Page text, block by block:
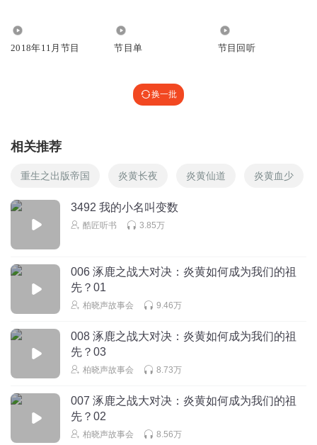
2018年11月节目 节目单 节目回听
换一批
相关推荐
重生之出版帝国 炎黄长夜 炎黄仙道 炎黄血少
3492 我的小名叫变数
酷匠听书 3.85万
006 涿鹿之战大对决：炎黄如何成为我们的祖
先？01
柏晓声故事会 9.46万
008 涿鹿之战大对决：炎黄如何成为我们的祖
先？03
柏晓声故事会 8.73万
007 涿鹿之战大对决：炎黄如何成为我们的祖
先？02
柏晓声故事会 8.56万